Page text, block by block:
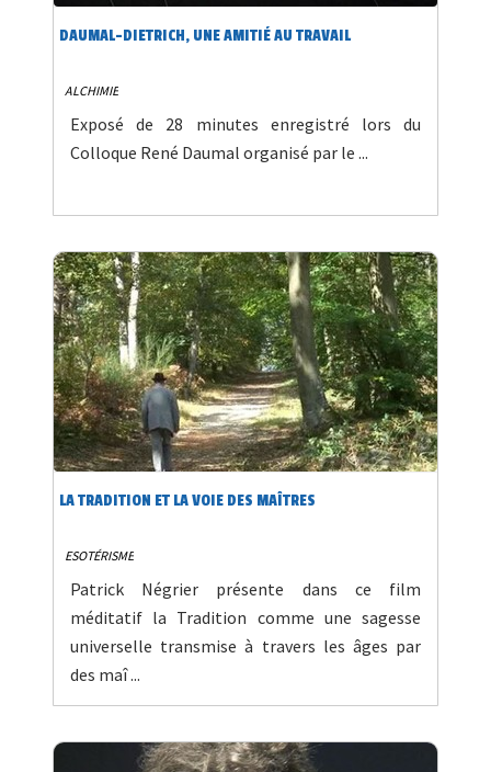
DAUMAL-DIETRICH, UNE AMITIÉ AU TRAVAIL
ALCHIMIE
Exposé de 28 minutes enregistré lors du
Colloque René Daumal organisé par le ...
LA TRADITION ET LA VOIE DES MAÎTRES
ESOTÉRISME
Patrick Négrier présente dans ce film
méditatif la Tradition comme une sagesse
universelle transmise à travers les âges par
des maî ...